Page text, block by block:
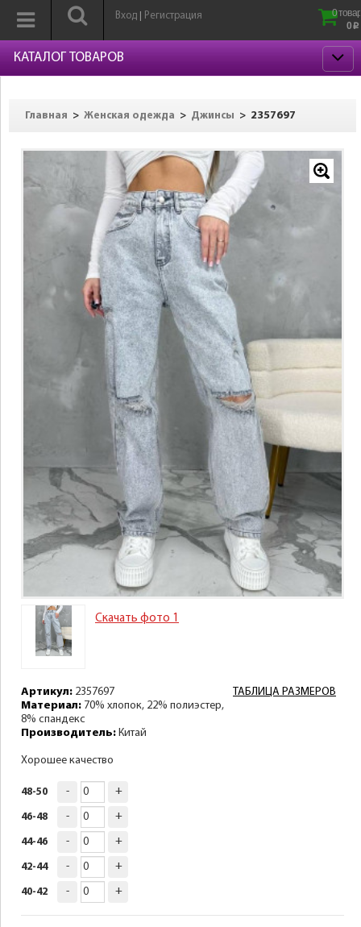
Вход Регистрация
0
0 p
КАТАЛОГ ТОВАРОВ
Главная > Женская одежда > Джинсы > 2357697
Скачать фото 1
ТАБЛИЦА РАЗМЕРОВ
Артикул: 2357697
Материал: 70% хлопок, 22% полиэстер,
8% спандекс
Производитель: Китай
Хорошее качество
48-50 - +
46-48 - +
44-46 - +
42-44 - +
40-42 - +